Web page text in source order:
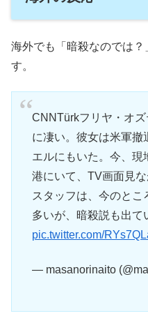
海外でも「暗殺なのでは
す。
CNNTürkフリヤ・オ
に凄い。彼女は米軍撤
エルにもいた。今、現
港にいて、TV画面見
スタッフは、今のと
多いが、暗殺説も出て
pic.twitter.com/
— masanorinaito